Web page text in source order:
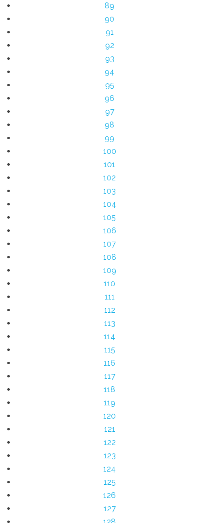
89
90
91
92
93
94
95
96
97
98
99
100
101
102
103
104
105
106
107
108
109
110
111
112
113
114
115
116
117
118
119
120
121
122
123
124
125
126
127